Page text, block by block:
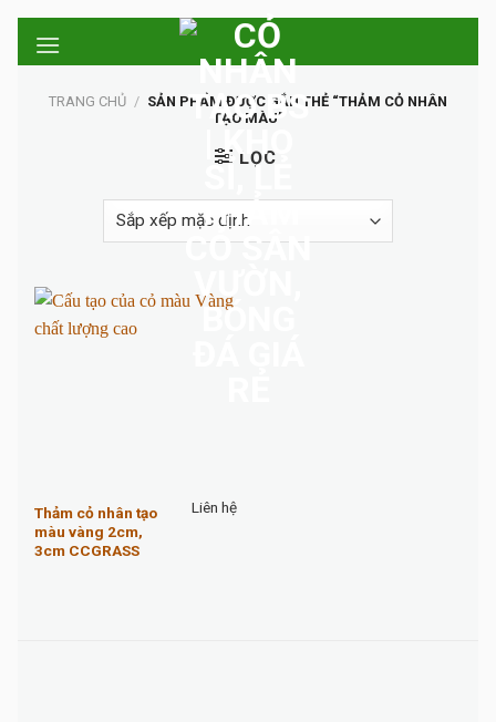
TRANG CHỦ / SẢN PHẨM ĐƯỢC GẮN THẺ “THẢM CỎ NHÂN
TẠO MÀU”
LỌC
Thảm cỏ nhân tạo
màu vàng 2cm,
3cm CCGRASS
Liên hệ